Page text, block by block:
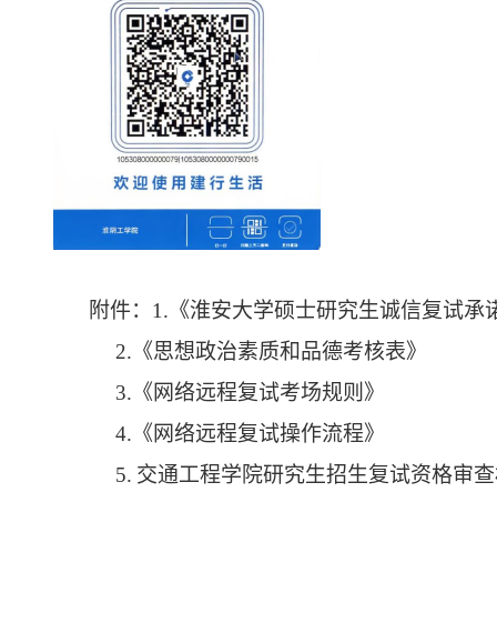
附件： 1. 《淮安大学硕士研究生诚信复试
2. 《思想政治素质和品德考核表》
3. 《网络远程复试考场规则 》
4. 《网络远程复试操作流程》
5. 交通工程学院研究生招生复试资格审查